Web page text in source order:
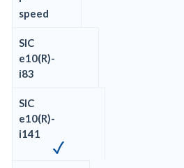
speed
SIC
e10(R)-
i83
SIC
e10(R)-
i141